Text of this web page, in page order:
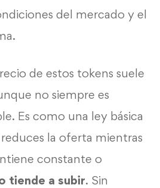
del mercado y el
de estos tokens suele
no siempre es
Es como una ley básica
la oferta mientras
constante o
tiende a subir. Sin